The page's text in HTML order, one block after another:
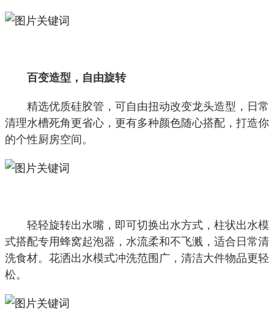
百变造型，自由旋转
精选优质硅胶管，可自由扭动改变龙头造型，日常
清理水槽死角更省心，更有多种颜色随心搭配，打造你
的个性厨房空间。
轻轻旋转出水嘴，即可切换出水方式，柱状出水模
式搭配专用蜂窝起泡器，水流柔和不飞溅，适合日常清
洗食材。花洒出水模式冲洗范围广，清洁大件物品更轻
松。